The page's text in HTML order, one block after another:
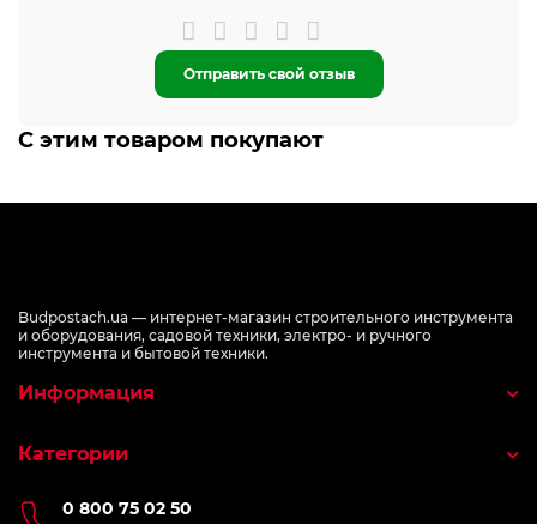
Отправить свой отзыв
С этим товаром покупают
Budpostach.ua — интернет-магазин строительного инструмента
и оборудования, садовой техники, электро- и ручного
инструмента и бытовой техники.
0 800 75 02 50
Информация
Категории